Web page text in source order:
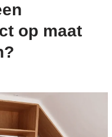
op maat